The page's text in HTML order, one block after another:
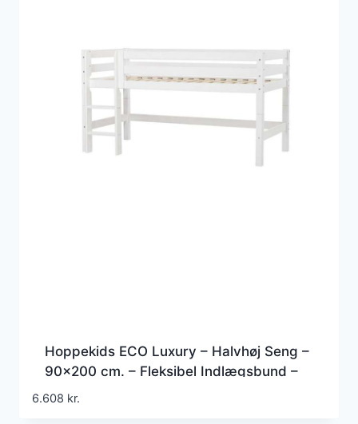
Hoppekids ECO Luxury – Halvhøj Seng –
90×200 cm. – Fleksibel Indlægsbund –
Hvid
6.608 kr.